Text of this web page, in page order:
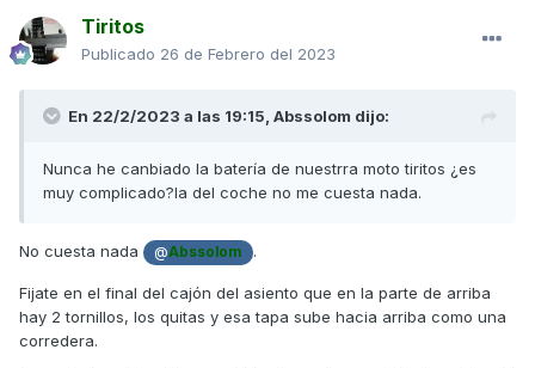
Tiritos
Publicado 26 de Febrero del 2023
En 22/2/2023 a las 19:15, Abssolom dijo:
Nunca he canbiado la batería de nuestrra moto tiritos ¿es
muy complicado?la del coche no me cuesta nada.
No cuesta nada @Abssolom .
Fijate en el final del cajón del asiento que en la parte de arriba
hay 2 tornillos, los quitas y esa tapa sube hacia arriba como una
corredera.